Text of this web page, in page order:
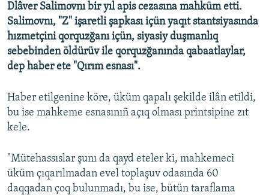
BLOGLAR
FİKİR
Русский
Українською
QOŞULIÑIZ!
RFE/RS bütün saytları
Dlâver Salimovnı bir yıl apis cezasına mahküm etti.
Salimovnı, "Z" işaretli şapkası içün yaqıt stantsiyasında
hızmetçini qorquzğanı içün, siyasiy duşmanlıq
sebebinden öldürüv ile qorquzğanında qabaatlaylar,
dep haber ete "Qırım esnası".
Haber etilgenine köre, üküm qapalı şekilde ilân etildi,
bu ise mahkeme esnasınıñ açıq olması printsipine zıt
kele.
"Mütehassıslar şunı da qayd eteler ki, mahkemeci
üküm çıqarılmadan evel toplaşuv odasında 60
daqqadan çoq bulunmadı, bu ise, bütün taraflama